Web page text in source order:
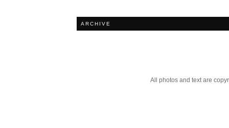
ARCHIVE
All photos and text are